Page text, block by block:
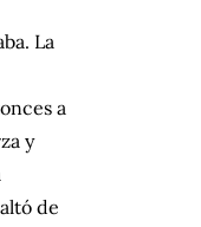
La
a
y
de